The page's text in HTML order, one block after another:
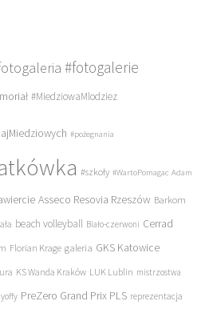
#fotogalerie
#MiedziowaMlodziez
#pożegnania
#szkoły #WartoPomagac Adam
Asseco Resovia Rzeszów Barkom
beach volleyball Biało-czerwoni Cerrad
Florian Krage galeria GKS Katowice
KS Wanda Kraków LUK Lublin mistrzostwa
PreZero Grand Prix PLS reprezentacja